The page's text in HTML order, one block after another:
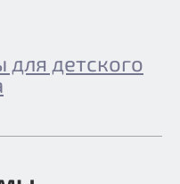
для детского